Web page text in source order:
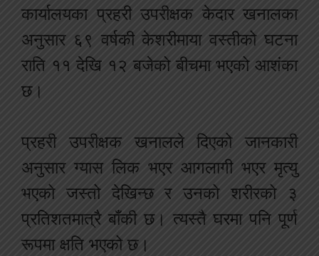
कार्यालयका प्रहरी उपरीक्षक केदार खनालका
अनुसार ६९ वर्षकी केशरीमाया वस्तीको घटना
राति ११ देखि १२ बजेको बीचमा भएको आशंका
छ।
प्रहरी उपरीक्षक खनालले दिएको जानकारी
अनुसार ग्यास लिक भएर आगलागी भएर मृत्यु
भएको जस्तो देखिन्छ र उनको शरीरको ३
प्रतिशतमात्रै बाँकी छ। त्यस्तै घरमा पनि पूर्ण
रूपमा क्षति भएको छ।